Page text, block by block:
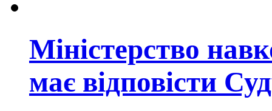
Міністерство
має відповісти